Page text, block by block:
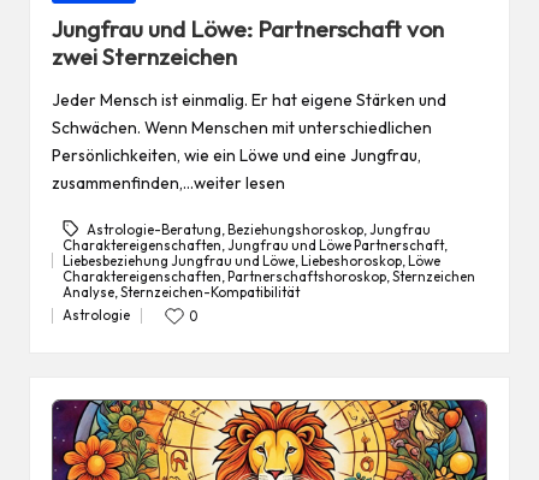
Jungfrau und Löwe: Partnerschaft von
zwei Sternzeichen
Jeder Mensch ist einmalig. Er hat eigene Stärken und
Schwächen. Wenn Menschen mit unterschiedlichen
Persönlichkeiten, wie ein Löwe und eine Jungfrau,
zusammenfinden,…weiter lesen
Tags:
Astrologie-Beratung Beziehungshoroskop, Jungfrau
Charaktereigenschaften Jungfrau und Löwe Partnerschaft,
Liebesbeziehung Jungfrau und Löwe, Liebeshoroskop, Löwe
Charaktereigenschaften Partnerschaftshoroskop, Sternzeichen
Analyse, Sternzeichen-Kompatibilität
Posted
Astrologie 0